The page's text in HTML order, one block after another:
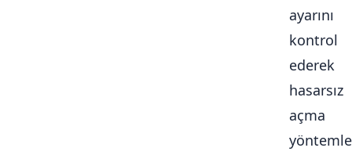
ayarını
kontrol
ederek
hasarsız
açma